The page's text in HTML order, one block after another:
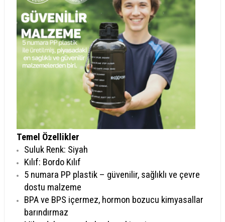
Temel Özellikler
Suluk Renk: Siyah
Kılıf: Bordo Kılıf
5 numara PP plastik – güvenilir, sağlıklı ve çevre
dostu malzeme
BPA ve BPS içermez, hormon bozucu kimyasallar
barındırmaz